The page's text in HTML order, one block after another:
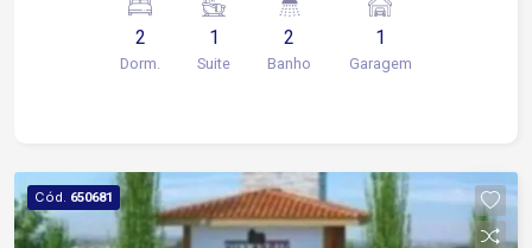
condomínio 24 horas com lazer completo
Completamente pronto para morar 71,09 m2 2
dormitórios sendo 1 suíte 1 vaga de garagem
elevador e vaga coberta
2
Dorm.
1
Suite
2
Banho
1
Garagem
Cód. 650681